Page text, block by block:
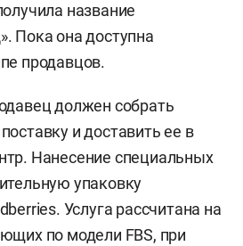
название
Пока она доступна
продавцов.
должен собрать
и доставить ее в
Нанесение специальных
упаковку
Услуга рассчитана на
по модели FBS, при